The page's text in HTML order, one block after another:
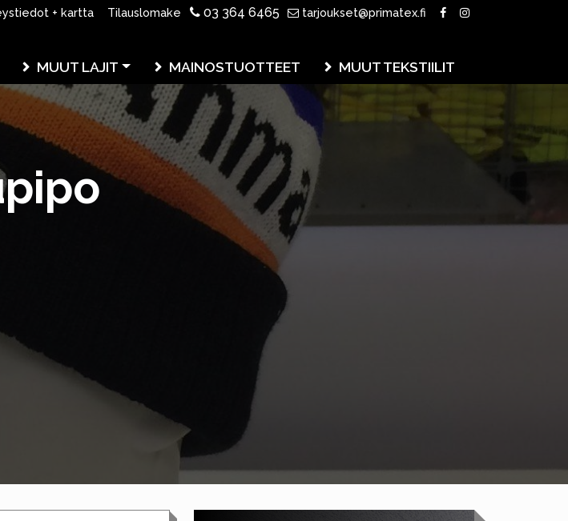
+ kartta Tilauslomake 03 364 6465 tarjoukset@primatex.fi
MUUT LAJIT MAINOSTUOTTEET MUUT TEKSTIILIT